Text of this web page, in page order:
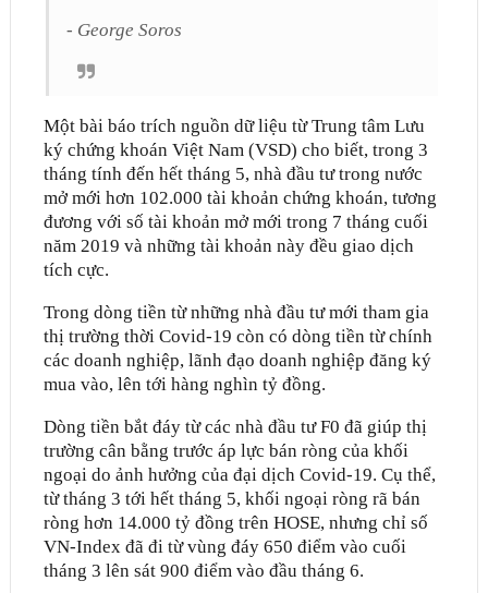
- George Soros
Một bài báo trích nguồn dữ liệu từ Trung tâm Lưu
ký chứng khoán Việt Nam (VSD) cho biết, trong 3
tháng tính đến hết tháng 5, nhà đầu tư trong nước
mở mới hơn 102.000 tài khoản chứng khoán, tương
đương với số tài khoản mở mới trong 7 tháng cuối
năm 2019 và những tài khoản này đều giao dịch
tích cực.
Trong dòng tiền từ những nhà đầu tư mới tham gia
thị trường thời Covid-19 còn có dòng tiền từ chính
các doanh nghiệp, lãnh đạo doanh nghiệp đăng ký
mua vào, lên tới hàng nghìn tỷ đồng.
Dòng tiền bắt đáy từ các nhà đầu tư F0 đã giúp thị
trường cân bằng trước áp lực bán ròng của khối
ngoại do ảnh hưởng của đại dịch Covid-19. Cụ thể,
từ tháng 3 tới hết tháng 5, khối ngoại ròng rã bán
ròng hơn 14.000 tỷ đồng trên HOSE, nhưng chỉ số
VN-Index đã đi từ vùng đáy 650 điểm vào cuối
tháng 3 lên sát 900 điểm vào đầu tháng 6.